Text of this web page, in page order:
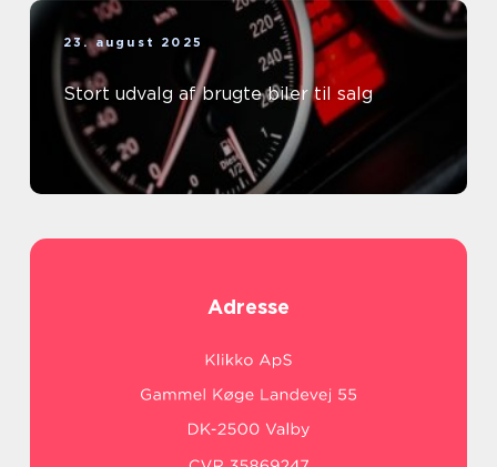
23. august 2025
Stort udvalg af brugte biler til salg
Adresse